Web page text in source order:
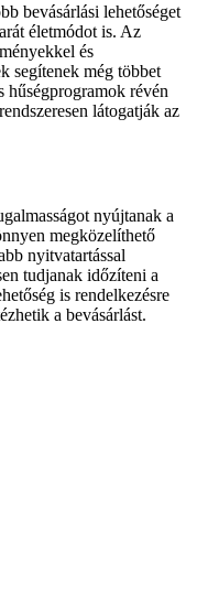
bevásárlási lehetőséget
életmódot is. Az
és
segítenek még többet
hűségprogramok révén
látogatják az
nyújtanak a
megközelíthető
nyitvatartással
tudjanak időzíteni a
is rendelkezésre
a bevásárlást.